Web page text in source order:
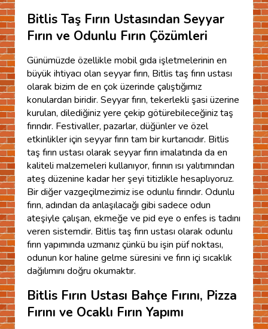
Bitlis Taş Fırın Ustasından Seyyar
Fırın ve Odunlu Fırın Çözümleri
Günümüzde özellikle mobil gıda işletmelerinin en
büyük ihtiyacı olan seyyar fırın, Bitlis taş fırın ustası
olarak bizim de en çok üzerinde çalıştığımız
konulardan biridir. Seyyar fırın, tekerlekli şasi üzerine
kurulan, dilediğiniz yere çekip götürebileceğiniz taş
fırındır. Festivaller, pazarlar, düğünler ve özel
etkinlikler için seyyar fırın tam bir kurtarıcıdır. Bitlis
taş fırın ustası olarak seyyar fırın imalatında da en
kaliteli malzemeleri kullanıyor, fırının ısı yalıtımından
ateş düzenine kadar her şeyi titizlikle hesaplıyoruz.
Bir diğer vazgeçilmezimiz ise odunlu fırındır. Odunlu
fırın, adından da anlaşılacağı gibi sadece odun
ateşiyle çalışan, ekmeğe ve pid eye o enfes is tadını
veren sistemdir. Bitlis taş fırın ustası olarak odunlu
fırın yapımında uzmanız çünkü bu işin püf noktası,
odunun kor haline gelme süresini ve fırın içi sıcaklık
dağılımını doğru okumaktır.
Bitlis Fırın Ustası Bahçe Fırını, Pizza
Fırını ve Ocaklı Fırın Yapımı